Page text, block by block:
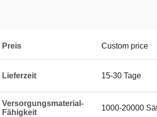
Preis Custom price
Lieferzeit 15-30 Tage
Versorgungsmaterial-
Fähigkeit
1000-20000